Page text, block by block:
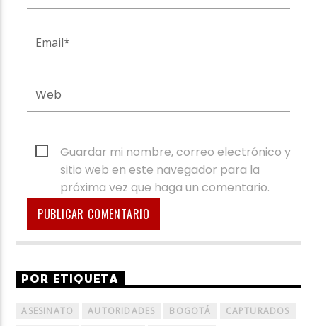
Guardar mi nombre, correo electrónico y
sitio web en este navegador para la
próxima vez que haga un comentario.
POR ETIQUETA
ASESINATO AUTORIDADES BOGOTÁ
CAPTURADOS